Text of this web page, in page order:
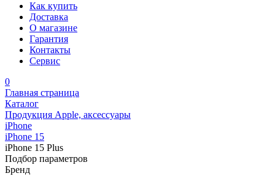
Как купить
Доставка
О магазине
Гарантия
Контакты
Сервис
0
Главная страница
Каталог
Продукция Apple, аксессуары
iPhone
iPhone 15
iPhone 15 Plus
Подбор параметров
Бренд